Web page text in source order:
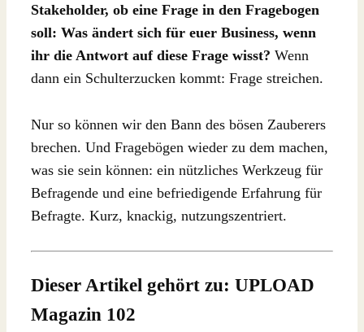
Stakeholder, ob eine Frage in den Fragebogen
soll: Was ändert sich für euer Business, wenn
ihr die Antwort auf diese Frage wisst? Wenn
dann ein Schulterzucken kommt: Frage streichen.
Nur so können wir den Bann des bösen Zauberers
brechen. Und Fragebögen wieder zu dem machen,
was sie sein können: ein nützliches Werkzeug für
Befragende und eine befriedigende Erfahrung für
Befragte. Kurz, knackig, nutzungszentriert.
Dieser Artikel gehört zu: UPLOAD
Magazin 102